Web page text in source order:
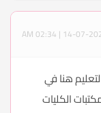
هنا في
الكليات